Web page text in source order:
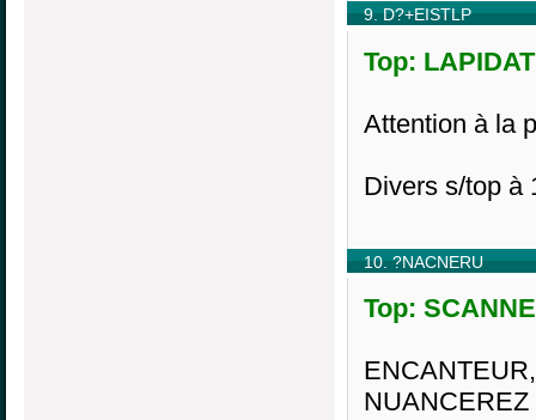
9. D?+EISTLP
Top:
Attention à la
Divers s/top à
10. ?NACNERU
Top:
NUANCEREZ